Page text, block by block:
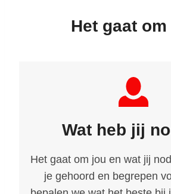
Het gaat
Wat heb jij
Het gaat om jou en wat jij
je gehoord en begrepen